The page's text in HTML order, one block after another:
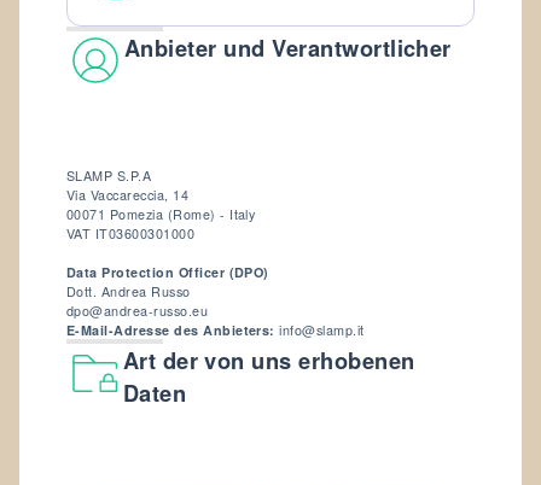
Anbieter und Verantwortlicher
SLAMP S.P.A
Via Vaccareccia, 14
00071 Pomezia (Rome) - Italy
VAT IT03600301000
Data Protection Officer (DPO)
Dott. Andrea Russo
dpo@andrea-russo.eu
E-Mail-Adresse des Anbieters: info@slamp.it
Art der von uns erhobenen
Daten